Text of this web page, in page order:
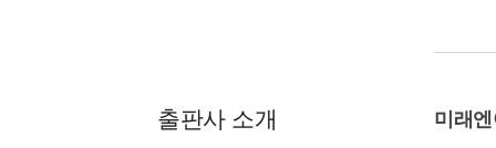
출판사 소개 미래